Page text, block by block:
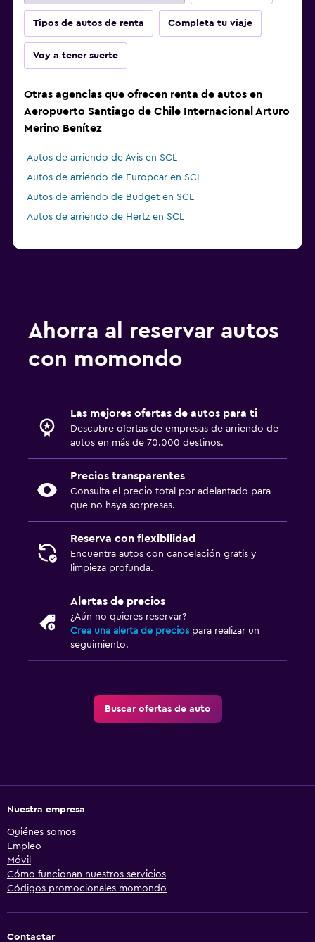
Tipos de autos de renta Completa tu viaje
Voy a tener suerte
Otras agencias que ofrecen renta de autos en
Aeropuerto Santiago de Chile Internacional Arturo
Merino Benítez
Autos de arriendo de Avis en SCL
Autos de arriendo de Europcar en SCL
Autos de arriendo de Budget en SCL
Autos de arriendo de Hertz en SCL
Ahorra al reservar autos
con momondo
Las mejores ofertas de autos para ti
Descubre ofertas de empresas de arriendo de
autos en más de 70.000 destinos.
Precios transparentes
Consulta el precio total por adelantado para
que no haya sorpresas.
Reserva con flexibilidad
Encuentra autos con cancelación gratis y
limpieza profunda.
Alertas de precios
¿Aún no quieres reservar?
Crea una alerta de precios para realizar un
seguimiento.
Buscar ofertas de auto
Nuestra empresa
Quiénes somos
Empleo
Móvil
Cómo funcionan nuestros servicios
Códigos promocionales momondo
Contactar